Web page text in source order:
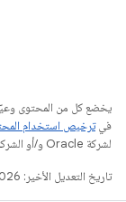
يخضع كل من المحتوى
فيترخيص استخدام
لشركة Oracle و/أو الشركات التابعة لها.
تاريخ التعديل الأخير: 2026-06-18 (حسب التوقيت العالمي المتفَّق عليه)